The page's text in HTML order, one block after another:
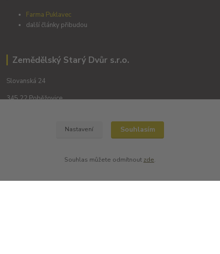
Farma Puklavec
další články přibudou
Zemědělský Starý Dvůr s.r.o.
Slovanská 24
345 22 Poběžovice
Nastavení Souhlasím
Souhlas můžete odmítnout zde.